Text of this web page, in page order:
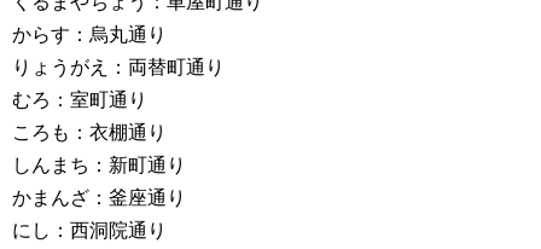
からす：烏丸通り
りょうがえ：両替町通り
むろ：室町通り
ころも：衣棚通り
しんまち：新町通り
かまんざ：釜座通り
にし：西洞院通り